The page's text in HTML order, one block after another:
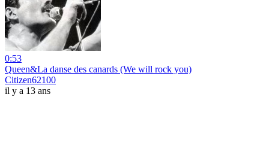
0:53
Queen&La danse des canards (We will rock you)
Citizen62100
il y a 13 ans